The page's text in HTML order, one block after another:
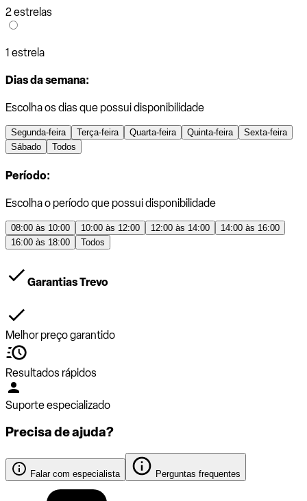
2 estrelas
1 estrela
Dias da semana:
Escolha os dias que possui disponibilidade
Segunda-feira Terça-feira Quarta-feira Quinta-feira
Sexta-feira
Sábado
Todos
Período:
Escolha o período que possui disponibilidade
08:00 às 10:00 10:00 às 12:00 12:00 às 14:00
14:00 às 16:00
16:00 às 18:00
Todos
Garantias Trevo
Melhor preço garantido
Resultados rápidos
Suporte especializado
Precisa de ajuda?
Falar com especialista Perguntas frequentes